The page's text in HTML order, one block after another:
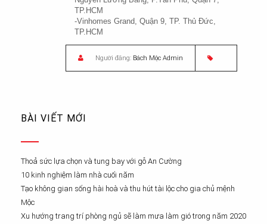
TP.HCM
-Vinhomes Grand, Quận 9, TP. Thủ Đức,
TP.HCM
Người đăng: Bách Mộc Admin
BÀI VIẾT MỚI
Thoả sức lựa chọn và tung bay với gỗ An Cường
10 kinh nghiệm làm nhà cuối năm
Tạo không gian sống hài hoà và thu hút tài lộc cho gia chủ mệnh
Mộc
Xu hướng trang trí phòng ngủ sẽ làm mưa làm gió trong năm 2020